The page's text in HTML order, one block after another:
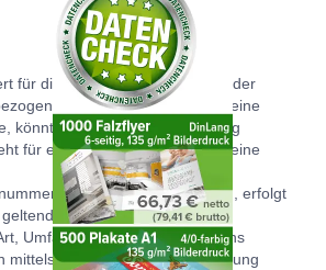
für die Geschäftsleitung der Bader
Daten möglich. Sofern eine
könnte jedoch eine Verarbeitung
für eine solche Verarbeitung keine
einer betroffenen Person, erfolgt
landesspezifischen
Umfang und Zweck der von uns
dieser Datenschutzerklärung